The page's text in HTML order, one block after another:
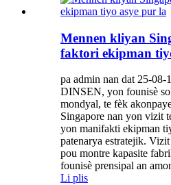
Mennen kliyan
faktori ekipman
pa admin nan dat 25-08-
DINSEN, yon founisè
mondyal, te fèk
Singapore nan yon vizit
yon manifakti ekipman
patenarya estratejik.
pou montre kapasite
founisè prensipal an
Li plis